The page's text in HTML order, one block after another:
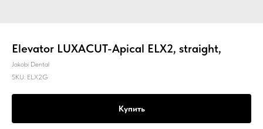
Elevator LUXACUT-Apical ELX2, straight,
Jakobi Dental
SKU: ELX2G
Купить